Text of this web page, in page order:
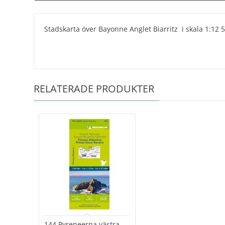
Stadskarta över Bayonne Anglet Biarritz i skala 1:12
RELATERADE PRODUKTER